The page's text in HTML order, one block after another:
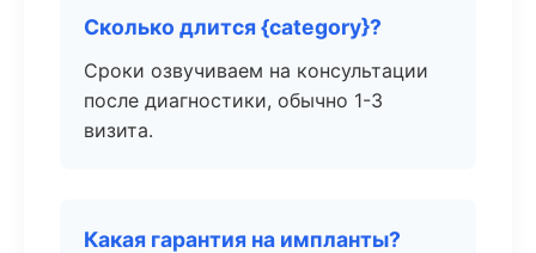
Сколько длится {category}?
Сроки озвучиваем на консультации
после диагностики, обычно 1-3
визита.
Какая гарантия на импланты?